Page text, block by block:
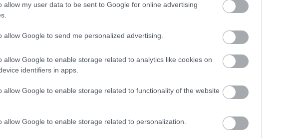
allow my user data to be sent to Google for online advertising
allow Google to send me personalized advertising.
allow Google to enable storage related to analytics like cookies on
identifiers in apps.
allow Google to enable storage related to functionality of the website
allow Google to enable storage related to personalization.
kapasiteettia, nopeutta ja henkisiä
kutsuttu vk-treeni on erittäin tärkeä osa harjoitusohjelmaasi, jos
on? Se on yksinkertaisesti se ponnistustaso, jolla elimistösi pystyy
laktaatinpoisto on samalla tasolla kuin sen laktaatin tuotanto, mikä